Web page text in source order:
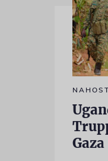
NAHOST
Gaza